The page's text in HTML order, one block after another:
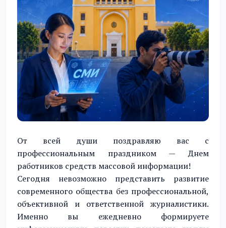
От всей души поздравляю вас с
профессиональным праздником — Днем
работников средств массовой информации!
Сегодня невозможно представить развитие
современного общества без профессиональной,
объективной и ответственной журналистики.
Именно вы ежедневно формируете